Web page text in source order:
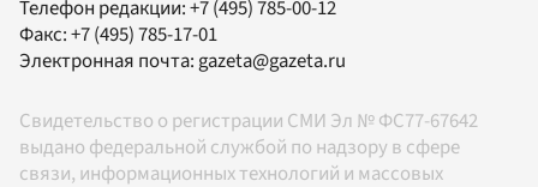
Телефон редакции:+7 (495) 785-00-12
Факс:+7 (495) 785-17-01
Электронная почта: gazeta@gazeta.ru
Свидетельство о регистрации СМИ Эл № ФС77-67642
выдано федеральной службой по надзору в сфере
связи, информационных технологий и массовых